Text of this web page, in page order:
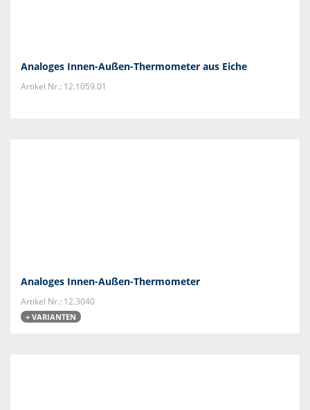
Analoges Innen-Außen-Thermometer aus Eiche
Artikel Nr.: 12.1059.01
Analoges Innen-Außen-Thermometer
Artikel Nr.: 12.3040
+ VARIANTEN